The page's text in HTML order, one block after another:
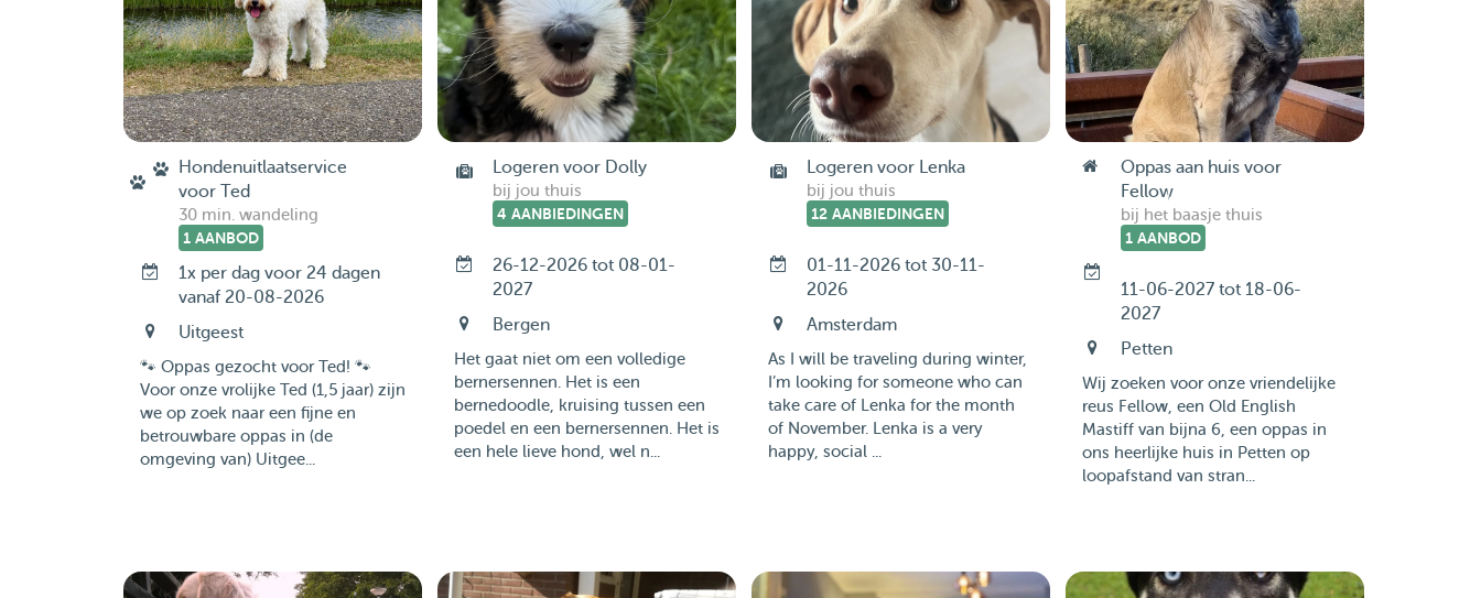
Hondenuitlaatservice
voor Ted
30 min. wandeling
1 AANBOD
1x per dag voor 24 dagen
vanaf 20-08-2026
Uitgeest
🐾 Oppas gezocht voor Ted! 🐾
Voor onze vrolijke Ted (1,5 jaar) zijn
we op zoek naar een fijne en
betrouwbare oppas in (de
omgeving van) Uitgee...
Logeren voor Dolly
bij jou thuis
4 AANBIEDINGEN
26-12-2026 tot 08-01-
2027
Bergen
Het gaat niet om een volledige
bernersennen. Het is een
bernedoodle, kruising tussen een
poedel en een bernersennen. Het is
een hele lieve hond, wel n...
Logeren voor Lenka
bij jou thuis
12 AANBIEDINGEN
01-11-2026 tot 30-11-
2026
Amsterdam
As I will be traveling during winter,
I’m looking for someone who can
take care of Lenka for the month
of November. Lenka is a very
happy, social ...
Oppas aan huis voor
Fellow
bij het baasje thuis
1 AANBOD
11-06-2027 tot 18-06-
2027
Petten
Wij zoeken voor onze vriendelijke
reus Fellow, een Old English
Mastiff van bijna 6, een oppas in
ons heerlijke huis in Petten op
loopafstand van stran...